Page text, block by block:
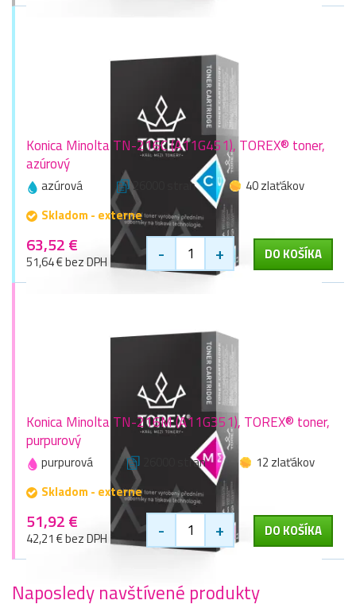
Konica Minolta TN-216C (A11G451), TOREX® toner,
azúrový
azúrová 26000 stran
40 zlaťákov
Skladom - externe
63,52 €
51,64 € bez DPH - + DO KOŠÍKA
Konica Minolta TN-216M (A11G351), TOREX® toner,
purpurový
purpurová 26000 stran
12 zlaťákov
Skladom - externe
51,92 €
42,21 € bez DPH - + DO KOŠÍKA
Naposledy navštívené produkty